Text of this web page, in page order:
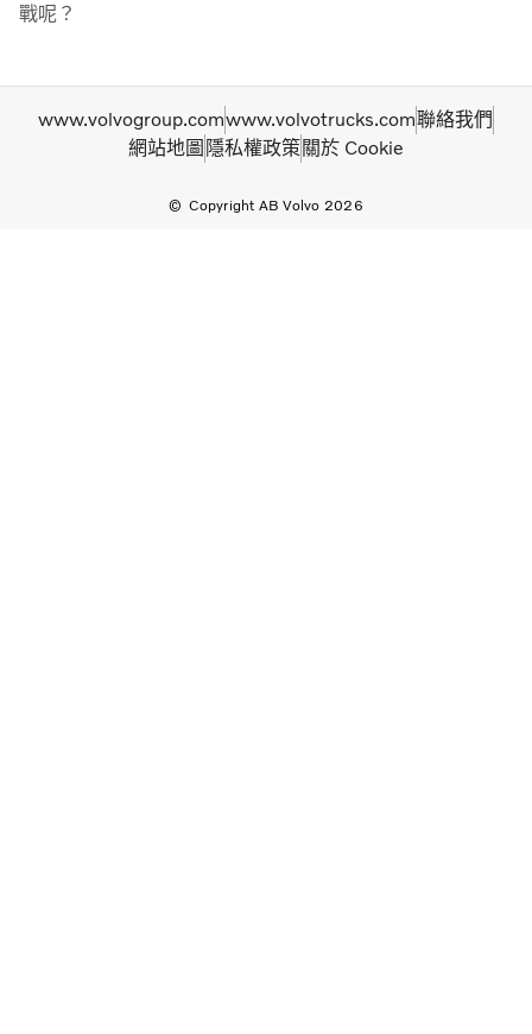
戰呢？
Copyright AB Volvo 2026
www.volvogroup.comwww.volvotrucks.com聯絡我們
網站地圖 隱私權政策關於 Cookie